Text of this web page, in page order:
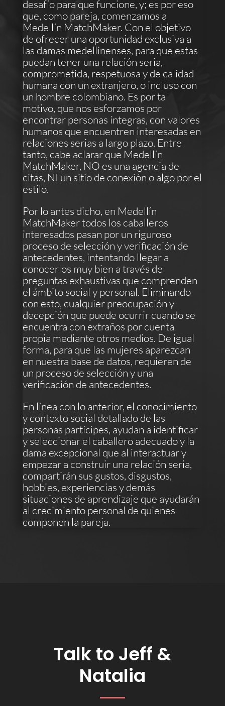
desafío para que funcione, y; es por eso
que, como pareja, comenzamos a
Medellín MatchMaker. Con el objetivo
de ofrecer una oportunidad exclusiva a
las damas medellinenses, para que estas
puedan tener una relación seria,
comprometida, respetuosa y de calidad
humana con un extranjero, o incluso con
un hombre colombiano. Es por tal
motivo, que nos esforzamos por
encontrar personas íntegras, con valores
humanos que encuentren interesadas en
relaciones serias a largo plazo. Entre
tanto, cabe aclarar que Medellín
MatchMaker, NO es una agencia de
citas, NI un sitio de conexión o algo por el
estilo.
Por lo antes dicho, en Medellín
MatchMaker todos los caballeros
interesados pasan por un riguroso
proceso de selección y verificación de
antecedentes, intentando llegar a
conocerlos muy bien a través de
preguntas exhaustivas que comprenden
el ámbito social y personal. Eliminando
con esto, cualquier preocupación y
decepción que puede ocurrir cuando se
encuentra con extraños por cuenta
propia mediante otros medios. De igual
forma, para que las mujeres aparezcan
en nuestra base de datos, requieren de
un proceso de selección y una
verificación de antecedentes.
En línea con lo anterior, el conocimiento
y contexto social detallado de las
personas partícipes, ayudan a identificar
y seleccionar el caballero adecuado y la
dama excepcional que al interactuar y
empezar a construir una relación seria,
compartirán sus gustos, disgustos,
hobbies, experiencias y demás
situaciones de aprendizaje que ayudarán
al crecimiento personal de quienes
componen la pareja.
Talk to Jeff &
Natalia